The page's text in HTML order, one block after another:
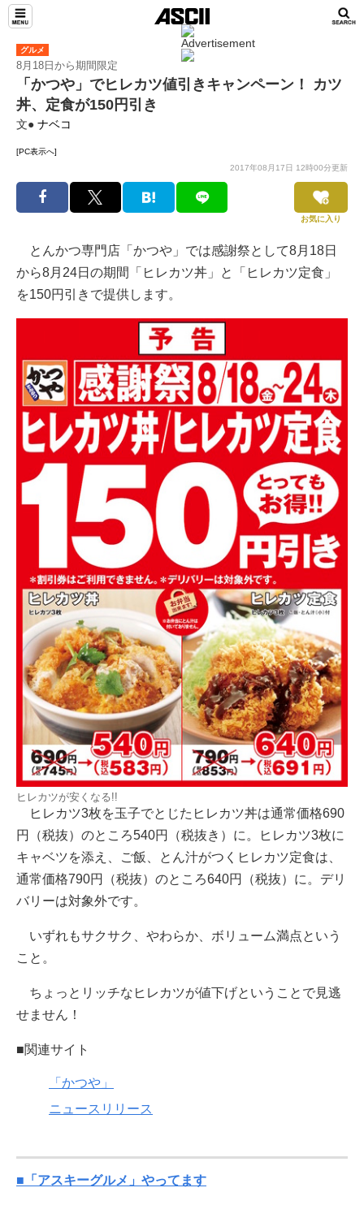
グルメ
8月18日から期間限定
「かつや」でヒレカツ値引きキャンペーン！ カツ
丼、定食が150円引き
文● ナベコ
[PC表示へ]
2017年08月17日 12時00分更新
お気に入り
とんかつ専門店「かつや」では感謝祭として8月18日
から8月24日の期間「ヒレカツ丼」と「ヒレカツ定食」
を150円引きで提供します。
ヒレカツが安くなる!!
ヒレカツ3枚を玉子でとじたヒレカツ丼は通常価格690
円（税抜）のところ540円（税抜き）に。ヒレカツ3枚に
キャベツを添え、ご飯、とん汁がつくヒレカツ定食は、
通常価格790円（税抜）のところ640円（税抜）に。デリ
バリーは対象外です。
いずれもサクサク、やわらか、ボリューム満点という
こと。
ちょっとリッチなヒレカツが値下げということで見逃
せません！
■関連サイト
「かつや」
ニュースリリース
■「アスキーグルメ」やってます